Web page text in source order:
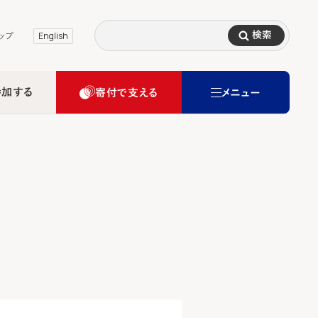
プ English 検索
する 寄付で支える メニュー